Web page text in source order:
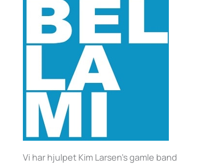
Vi har hjulpet Kim Larsen’s gamle band